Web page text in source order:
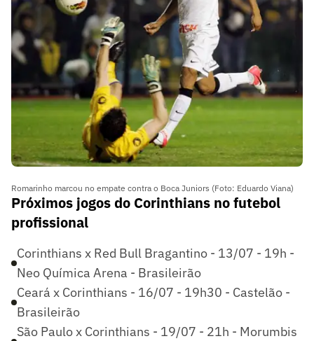
Romarinho marcou no empate contra o Boca Juniors (Foto: Eduardo Viana)
Próximos jogos do Corinthians no futebol
profissional
Corinthians x Red Bull Bragantino - 13/07 - 19h -
Neo Química Arena - Brasileirão
Ceará x Corinthians - 16/07 - 19h30 - Castelão -
Brasileirão
São Paulo x Corinthians - 19/07 - 21h - Morumbis